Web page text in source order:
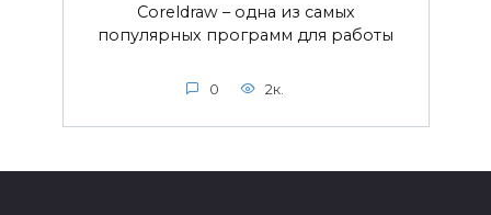
Coreldraw – одна из самых
популярных программ для работы
0 2к.